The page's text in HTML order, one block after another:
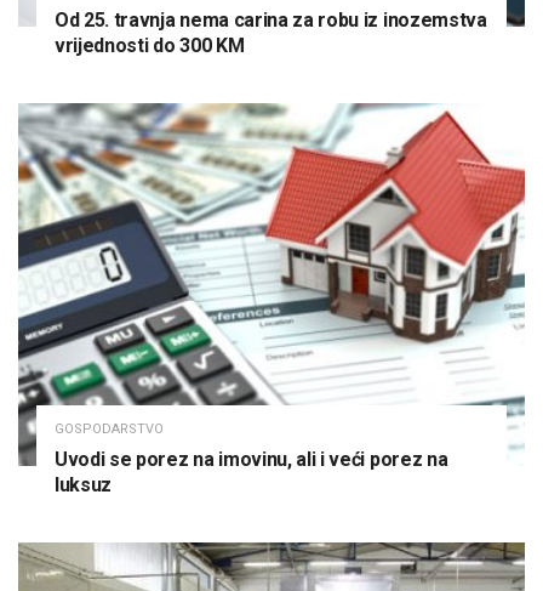
Od 25. travnja nema carina za robu iz inozemstva
vrijednosti do 300 KM
GOSPODARSTVO
Uvodi se porez na imovinu, ali i veći porez na
luksuz